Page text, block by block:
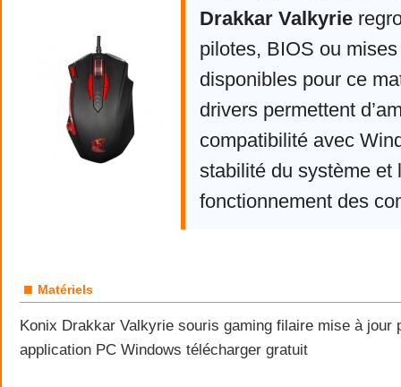
Drakkar Valkyrie
pilotes, BIOS ou
disponibles pour ce
drivers permettent
compatibilité avec
stabilité du système et
fonctionnement des
■ Matériels
Konix Drakkar Valkyrie souris gaming filaire mise à jour
application PC Windows télécharger gratuit